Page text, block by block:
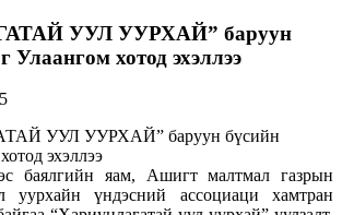
УУЛ УУРХАЙ” баруун
Улаангом хотод эхэллээ
баялгийн яам, Ашигт малтмал газрын
уурхайн үндэсний ассоциаци хамтран